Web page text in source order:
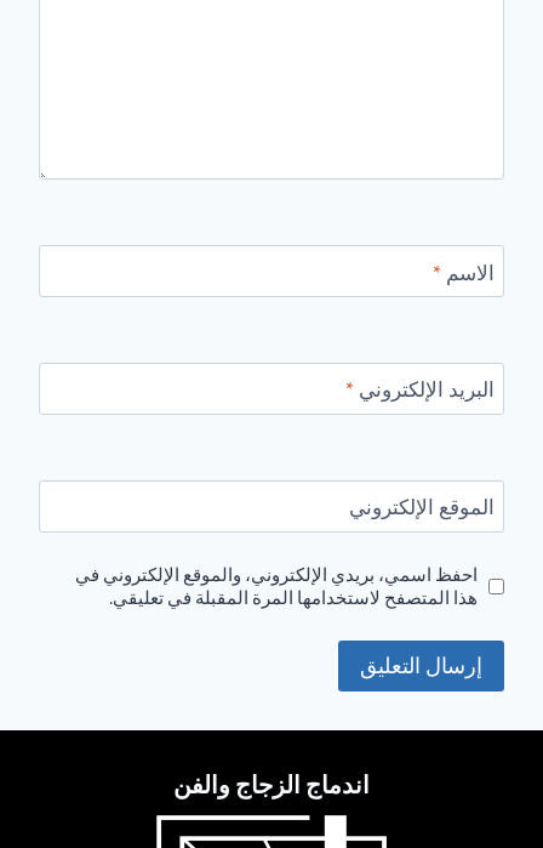
الاسم*
البريد الإلكتروني*
الموقع الإلكتروني
احفظ اسمي، بريدي الإلكتروني، والموقع الإلكتروني في
هذا المتصفح لاستخدامها المرة المقبلة في تعليقي.
اندماج الزجاج والفن